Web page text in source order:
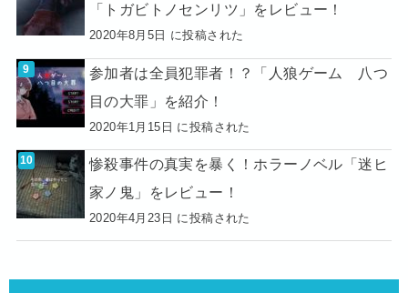
「トガビトノセンリツ」をレビュー！
2020年8月5日 に投稿された
参加者は全員犯罪者！？「人狼ゲーム 八つ
目の大罪」を紹介！
2020年1月15日 に投稿された
惨殺事件の真実を暴く！ホラーノベル「迷ヒ
家ノ鬼」をレビュー！
2020年4月23日 に投稿された